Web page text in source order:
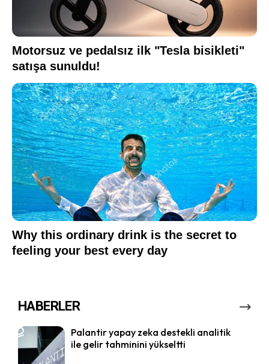
HABERLER
Palantir yapay zeka destekli analitik
ile gelir tahminini yükseltti